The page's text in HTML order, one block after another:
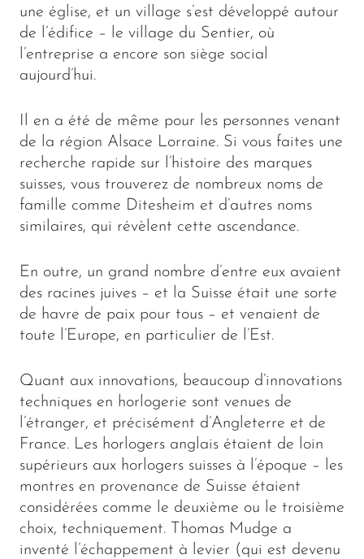
une église, et un village s’est développé autour
de l’édifice – le village du Sentier, où
l’entreprise a encore son siège social
aujourd’hui.
Il en a été de même pour les personnes venant
de la région Alsace Lorraine. Si vous faites une
recherche rapide sur l’histoire des marques
suisses, vous trouverez de nombreux noms de
famille comme Ditesheim et d’autres noms
similaires, qui révèlent cette ascendance.
En outre, un grand nombre d’entre eux avaient
des racines juives – et la Suisse était une sorte
de havre de paix pour tous – et venaient de
toute l’Europe, en particulier de l’Est.
Quant aux innovations, beaucoup d’innovations
techniques en horlogerie sont venues de
l’étranger, et précisément d’Angleterre et de
France. Les horlogers anglais étaient de loin
supérieurs aux horlogers suisses à l’époque – les
montres en provenance de Suisse étaient
considérées comme le deuxième ou le troisième
choix, techniquement. Thomas Mudge a
inventé l’échappement à levier (qui est devenu